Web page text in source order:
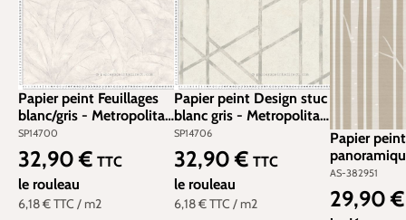
Papier peint Feuillages
blanc/gris - Metropolitan
Stories d'AS Création |
Réf. SP14700
SP14700
6,18 €TTC / m2
Prix régulier :
32,90 € TTC
le rouleau
Papier peint Design stuc
blanc gris - Metropolitan
Stories d'AS Création |
Réf. SP14706
SP14706
6,18 €TTC / m2
Prix régulier :
32,90 € TTC
le rouleau
Papier peint
Troncs -
Création |
382951
AS-382951
Prix
29,90